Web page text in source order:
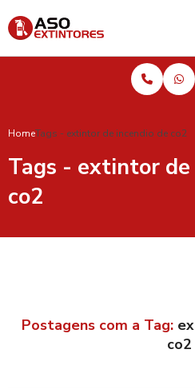
HomeTags - extintor de incendio de co2
Tags - extintor de
co2
Postagens com a Tag:
co2